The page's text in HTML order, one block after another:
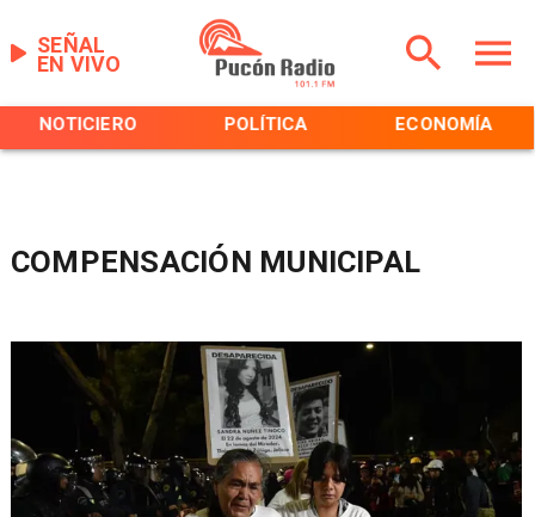
EN VIVO
SEÑAL
NOTICIERO POLÍTICA ECONOMÍA
COMPENSACIÓN MUNICIPAL